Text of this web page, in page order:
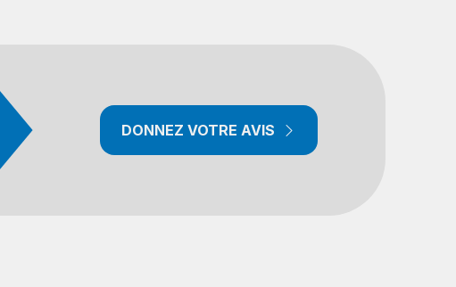
DONNEZ VOTRE AVIS